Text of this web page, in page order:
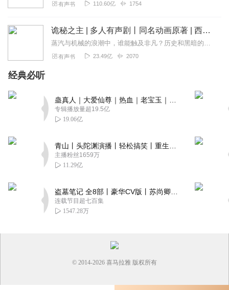
有声书 110.60亿 1754
诡秘之主 | 多人有声剧丨同名动画原著 | 西幻克苏鲁 | 乌贼作品
蒸汽与机械的浪潮中，谁能触及非凡？历史和黑暗的迷雾里，又是谁在耳语？我从诡秘中醒来，睁眼看见这个世界：枪械，大炮，巨舰，飞空艇，差分机；魔药，占卜，诅咒，倒吊人...
有声书 23.49亿 2070
经典必听
专辑播放量超19.5亿
19.06亿
主播粉丝1659万
11.29亿
连载节目超七百集
1547.28万
© 2014-2026 喜马拉雅 版权所有